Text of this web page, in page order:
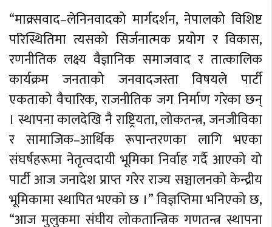
“माक्र्सवाद–लेनिनवादको मार्गदर्शन, नेपालको विशिष्ट
परिस्थितिमा त्यसको सिर्जनात्मक प्रयोग र विकास,
रणनीतिक लक्ष्य वैज्ञानिक समाजवाद र तात्कालिक
कार्यक्रम जनताको जनवादजस्ता विषयले पार्टी
एकताको वैचारिक, राजनीतिक जग निर्माण गरेका छन्
। स्थापना कालदेखि नै राष्ट्रियता, लोकतन्त्र, जनजीविका
र सामाजिक–आर्थिक रूपान्तरणका लागि भएका
संघर्षहरूमा नेतृत्वदायी भूमिका निर्वाह गर्दै आएको यो
पार्टी आज जनादेश प्राप्त गरेर राज्य सञ्चालनको केन्द्रीय
भूमिकामा स्थापित भएको छ ।” विज्ञप्तिमा भनिएको छ,
“आज मुलुकमा संघीय लोकतान्त्रिक गणतन्त्र स्थापना